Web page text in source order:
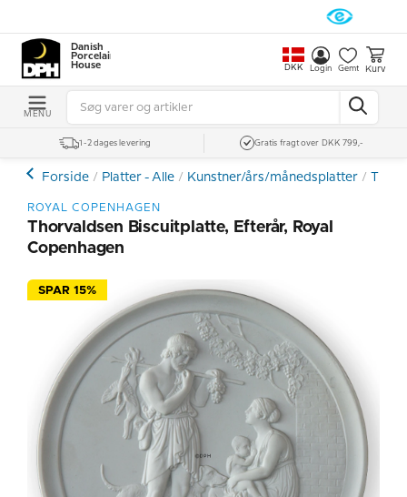
Danish
Porcelain
House
DKK Login Gemt Kurv
MENU
1-2 dages levering Gratis fragt over DKK 799,-
Forside Platter - Alle Kunstner/års/månedsplatter
ROYAL COPENHAGEN
Thorvaldsen Biscuitplatte, Efterår, Royal
Copenhagen
SPAR 15%